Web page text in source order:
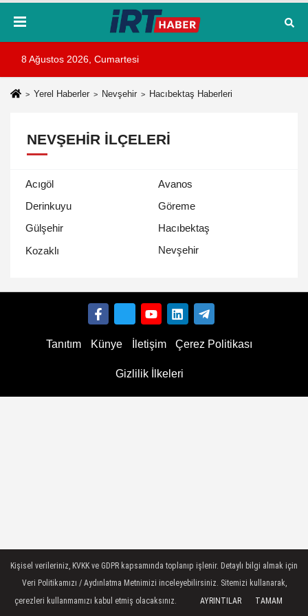
8 Ağustos 2026, Cumartesi
Yerel Haberler Nevşehir Hacıbektaş Haberleri
NEVŞEHIR İLÇELERI
Acıgöl
Avanos
Derinkuyu
Göreme
Gülşehir
Hacıbektaş
Kozaklı
Nevşehir
Tanıtım Künye İletişim Çerez Politikası
Gizlilik İlkeleri
Kişisel verileriniz, KVKK ve GDPR kapsamında toplanıp işlenir. Detaylı bilgi almak için
Veri Politikamızı / Aydınlatma Metnimizi inceleyebilirsiniz. Sitemizi kullanarak,
çerezleri kullanmamızı kabul etmiş olacaksınız.
AYRINTILAR TAMAM